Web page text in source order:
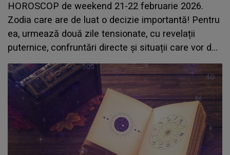
HOROSCOP de weekend 21-22 februarie 2026.
Zodia care are de luat o decizie importantă! Pentru
ea, urmează două zile tensionate, cu revelații
puternice, confruntări directe și situații care vor da
totul peste cap